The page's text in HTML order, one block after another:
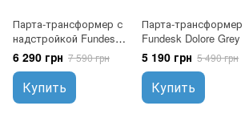
Парта-трансформер с
надстройкой Fundesk
Dolore Grey Plus
6 290 грн 7 590 грн
Купить
Парта-трансформер
Fundesk Dolore Grey
5 190 грн 5 490 грн
Купить